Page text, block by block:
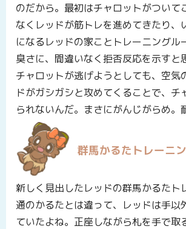
のだから。最初はチャロットがついて
なくレッドが筋トレを進めてきたり、
になるレッドの家ことトレーニングル
臭さに、間違いなく拒否反応を示すと
チャロットが逃げようとしても、空気
ドがガシガシと攻めてくることで、チ
られないんだ。まさにがんじがらめ。
群馬かるたトレーニ
新しく見出したレッドの群馬かるたト
通のかるたとは違って、レッドは手以
ていたよね。正座しながら札を手で取